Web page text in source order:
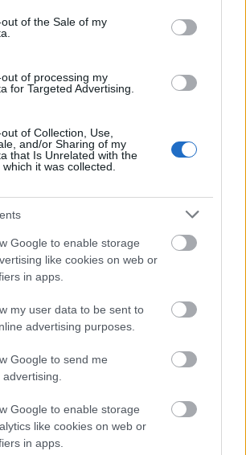
of the Sale of my
of processing my
for Targeted Advertising.
of Collection, Use,
and/or Sharing of my
that Is Unrelated with the
it was collected.
Google to enable storage
like cookies on web or
in apps.
my user data to be sent to
advertising purposes.
Google to send me
Google to enable storage
like cookies on web or
in apps.
Küldés
be , hogy a Google
könnyebben megtaláld a
cikkeit